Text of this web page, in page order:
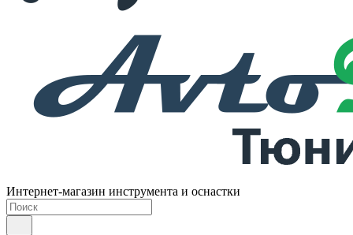
Интернет-магазин инструмента и оснастки